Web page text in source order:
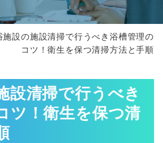
施設の施設清掃で行うべき浴槽管理の
コツ！衛生を保つ清掃方法と手順
設清掃で行うべき
ツ！衛生を保つ清